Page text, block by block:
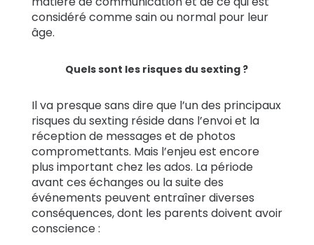
considéré comme sain ou normal pour leur
âge.
Quels sont les risques du sexting ?
Il va presque sans dire que l’un des principaux
risques du sexting réside dans l’envoi et la
réception de messages et de photos
compromettants. Mais l’enjeu est encore
plus important chez les ados. La période
avant ces échanges ou la suite des
événements peuvent entraîner diverses
conséquences, dont les parents doivent avoir
conscience :